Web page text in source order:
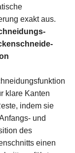
exakt aus.
klare Kanten
indem sie
und
des
einen